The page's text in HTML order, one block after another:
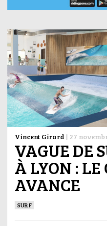
Vincent Girard | 27
VAGUE DE
À LYON :
AVANCE
SURF